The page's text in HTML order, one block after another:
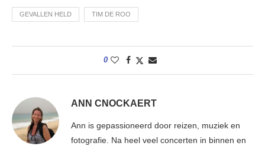
GEVALLEN HELD TIM DE ROO
0
ANN CNOCKAERT
Ann is gepassioneerd door reizen, muziek en
fotografie. Na heel veel concerten in binnen en